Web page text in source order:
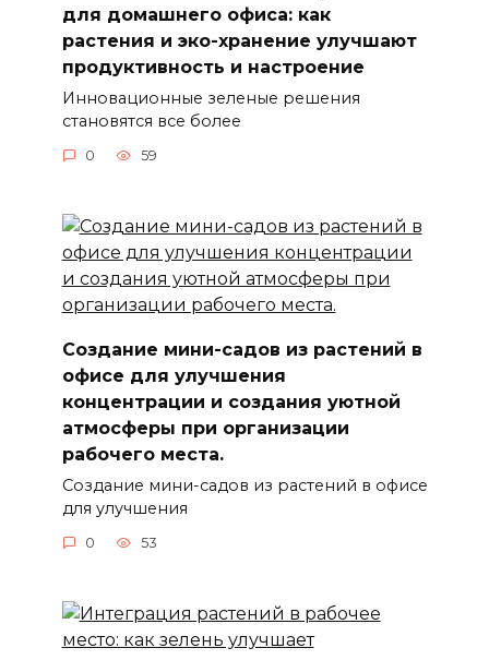
для домашнего офиса: как
растения и эко-хранение улучшают
продуктивность и настроение
Инновационные зеленые решения
становятся все более
0 59
Создание мини-садов из растений в
офисе для улучшения
концентрации и создания уютной
атмосферы при организации
рабочего места.
Создание мини-садов из растений в офисе
для улучшения
0 53